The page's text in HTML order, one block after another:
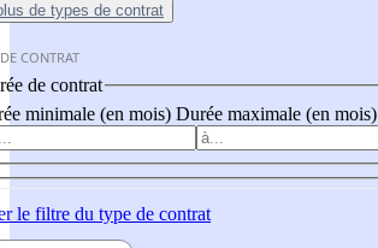
de types de contrat
CONTRAT
de contrat
minimale (en mois) Durée maximale (en mois)
le filtre du type de contrat